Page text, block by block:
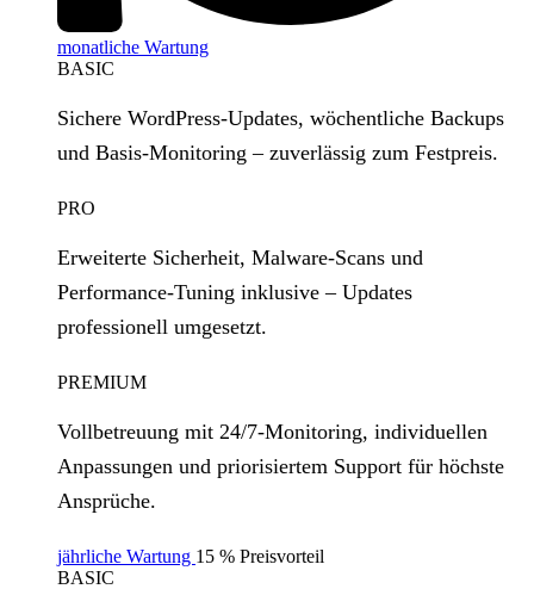
monatliche Wartung
BASIC
Sichere WordPress‑Updates, wöchentliche Backups
und Basis‑Monitoring – zuverlässig zum Festpreis.
PRO
Erweiterte Sicherheit, Malware‑Scans und
Performance‑Tuning inklusive – Updates
professionell umgesetzt.
PREMIUM
Vollbetreuung mit 24/7‑Monitoring, individuellen
Anpassungen und priorisiertem Support für höchste
Ansprüche.
jährliche Wartung 15 % Preisvorteil
BASIC